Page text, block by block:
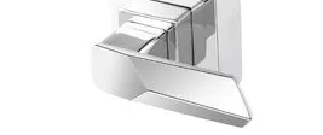
COMPRAR AGORA
VEJA MAIS